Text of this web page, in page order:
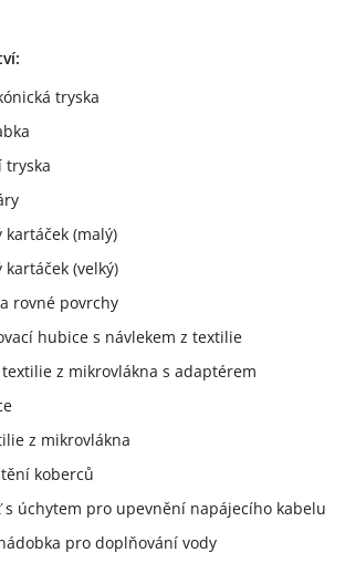
tryska
tryska
(malý)
(velký)
rovné povrchy
hubice s návlekem z textilie
z mikrovlákna s adaptérem
z mikrovlákna
koberců
s úchytem pro upevnění napájecího kabelu
pro doplňování vody